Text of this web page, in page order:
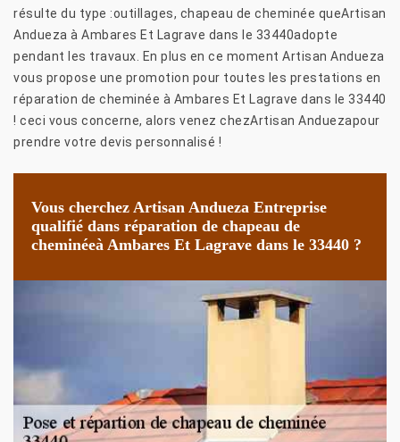
résulte du type :outillages, chapeau de cheminée queArtisan
Andueza à Ambares Et Lagrave dans le 33440adopte
pendant les travaux. En plus en ce moment Artisan Andueza
vous propose une promotion pour toutes les prestations en
réparation de cheminée à Ambares Et Lagrave dans le 33440
! ceci vous concerne, alors venez chezArtisan Anduezapour
prendre votre devis personnalisé !
Vous cherchez Artisan Andueza Entreprise
qualifié dans réparation de chapeau de
cheminéeà Ambares Et Lagrave dans le 33440 ?